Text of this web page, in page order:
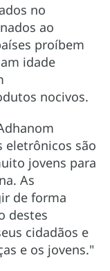
no
ao
proíbem
idade
nocivos.
eletrônicos são
jovens para
As
de forma
destes
cidadãos e
e os jovens."